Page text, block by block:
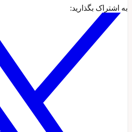
به اشتراک بگذارید: